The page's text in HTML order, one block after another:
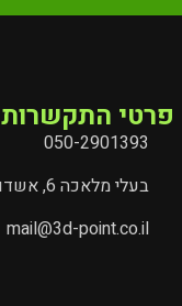
פרטי התקשרות
050-2901393
בעלי מלאכה 6, אשדוד
mail@3d-point.co.il